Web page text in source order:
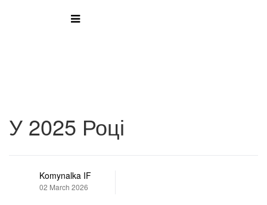
У 2025 Році
Komynalka IF
02 March 2026